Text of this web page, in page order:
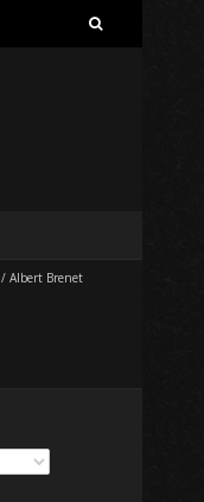
/Albert Brenet